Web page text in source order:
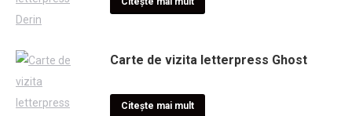
Carte de vizita letterpress Ghost
Citește mai mult